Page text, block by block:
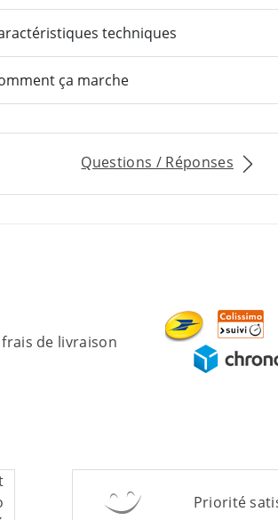
techniques
ça marche
Questions / Réponses
de livraison
Priorité